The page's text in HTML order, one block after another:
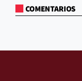
COMENTARIOS